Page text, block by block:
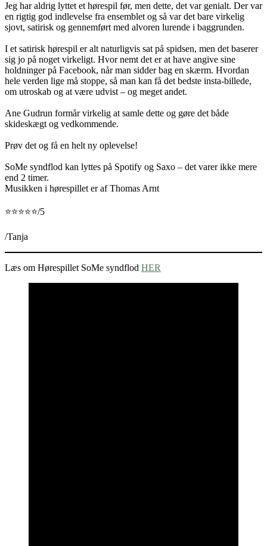
Jeg har aldrig lyttet et hørespil før, men dette, det var genialt. Der var
en rigtig god indlevelse fra ensemblet og så var det bare virkelig
sjovt, satirisk og gennemført med alvoren lurende i baggrunden.
I et satirisk hørespil er alt naturligvis sat på spidsen, men det baserer
sig jo på noget virkeligt. Hvor nemt det er at have angive sine
holdninger på Facebook, når man sidder bag en skærm. Hvordan
hele verden lige må stoppe, så man kan få det bedste insta-billede,
om utroskab og at være udvist – og meget andet.
Ane Gudrun formår virkelig at samle dette og gøre det både
skideskægt og vedkommende.
Prøv det og få en helt ny oplevelse!
SoMe syndflod kan lyttes på Spotify og Saxo – det varer ikke mere
end 2 timer.
Musikken i hørespillet er af Thomas Arnt
⭐️⭐️⭐️⭐️⭐️/5
/Tanja
Læs om Hørespillet SoMe syndflod HER